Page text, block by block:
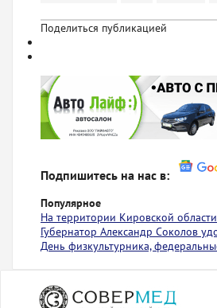
Поделиться публикацией
Подпишитесь на нас в:
Популярное
На территории Кировской
Губернатор Александр Соколов
День физкультурника,